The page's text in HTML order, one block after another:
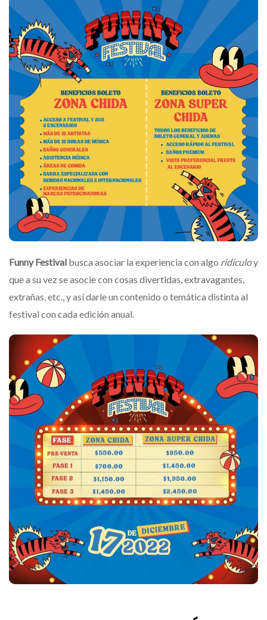
Funny Festival busca asociar la experiencia con algo ridículoy
que a su vez se asocie con cosas divertidas, extravagantes,
extrañas, etc., y así darle un contenido o temática distinta al
festival con cada edición anual.